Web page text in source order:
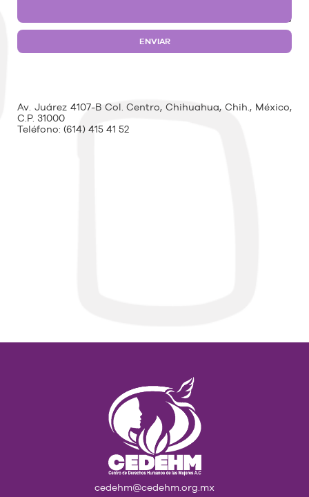
Av. Juárez 4107-B Col. Centro, Chihuahua, Chih., México,
C.P. 31000
Teléfono: (614) 415 41 52
cedehm@cedehm.org.mx